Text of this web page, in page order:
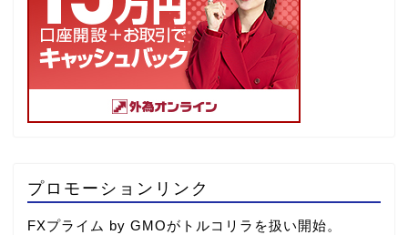
プロモーションリンク
FXプライム by GMOがトルコリラを扱い開始。